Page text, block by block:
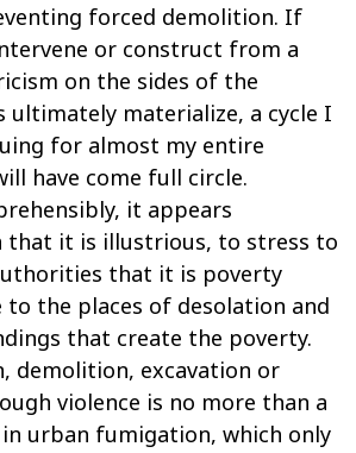
forced demolition. If
or construct from a
on the sides of the
ultimately materialize, a cycle I
for almost my entire
have come full circle.
it appears
that it is illustrious, to stress to
that it is poverty
to the places of desolation and
that create the poverty.
demolition, excavation or
violence is no more than a
urban fumigation, which only